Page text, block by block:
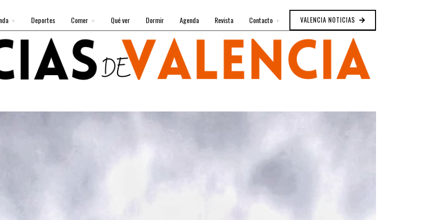
Deportes Comer Qué ver Dormir Agenda Revista Contacto VALENCIA NOTICIAS